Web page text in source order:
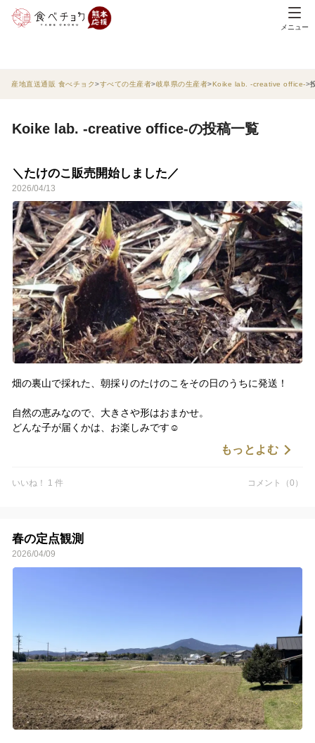
メニュー
産地直送通販 食べチョク すべての生産者 岐阜県の生産者 Koike lab. -creative office-
Koike lab. -creative office-の投稿一覧
＼たけのこ販売開始しました／
2026/04/13
畑の裏山で採れた、朝採りのたけのこをその日のうちに発送！
自然の恵みなので、大きさや形はおまかせ。
どんな子が届くかは、お楽しみです☺️
ホタル舞う田んぼで育てたコシヒカリのぬか付き。
春の食卓に、ぜひ🌿
https://www.tabechoku.com/products/14628
もっとよむ
いいね！ 1 件 コメント（0）
春の定点観測
2026/04/09